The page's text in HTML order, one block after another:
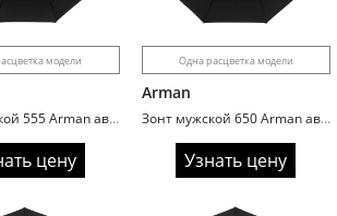
модели
Зонт мужской 555 Arman автомат ручка полукрюк
цену
Одна расцветка модели
Arman
Зонт мужской 650 Arman автомат ручка крюк
Узнать цену